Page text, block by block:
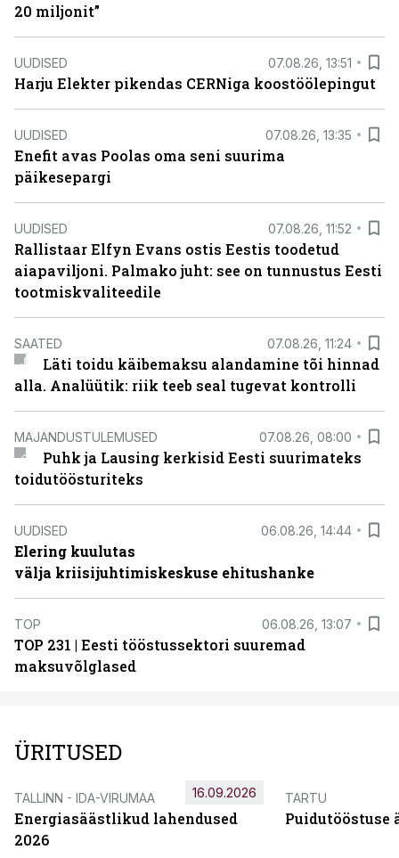
20 miljonit”
UUDISED 07.08.26, 13:51
Harju Elekter pikendas CERNiga koostöölepingut
UUDISED 07.08.26, 13:35
Enefit avas Poolas oma seni suurima
päikesepargi
UUDISED 07.08.26, 11:52
Rallistaar Elfyn Evans ostis Eestis toodetud
aiapaviljoni. Palmako juht: see on tunnustus Eesti
tootmiskvaliteedile
SAATED 07.08.26, 11:24
Läti toidu käibemaksu alandamine tõi hinnad
alla. Analüütik: riik teeb seal tugevat kontrolli
MAJANDUSTULEMUSED 07.08.26, 08:00
Puhk ja Lausing kerkisid Eesti suurimateks
toidutöösturiteks
UUDISED 06.08.26, 14:44
Elering kuulutas
välja kriisijuhtimiskeskuse ehitushanke
TOP 06.08.26, 13:07
TOP 231 | Eesti tööstussektori suuremad
maksuvõlglased
ÜRITUSED
TALLINN - IDA-VIRUMAA
Energiasäästlikud lahendused
2026
16.09.2026 TARTU
Puidutööstuse